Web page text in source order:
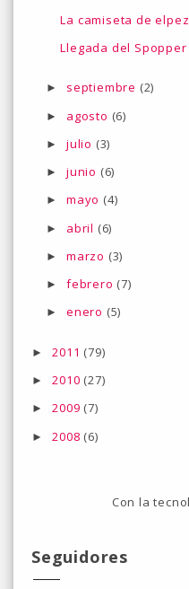
La camiseta de
Llegada del
► septiembre (2)
► agosto (6)
► julio (3)
► junio (6)
► mayo (4)
► abril (6)
► marzo (3)
► febrero (7)
► enero (5)
►2011 (79)
►2010 (27)
►2009 (7)
►2008 (6)
Con la
Seguidores